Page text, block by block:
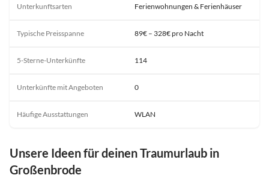
Unterkunftsarten Ferienwohnungen & Ferienhäuser
Typische Preisspanne 89€ – 328€ pro Nacht
5-Sterne-Unterkünfte 114
Unterkünfte mit Angeboten 0
Häufige Ausstattungen WLAN
Unsere Ideen für deinen Traumurlaub in
Großenbrode